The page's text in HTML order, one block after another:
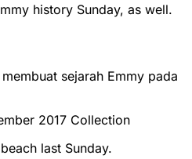
history Sunday, as well.
sejarah Emmy pada
2017 Collection
last Sunday.